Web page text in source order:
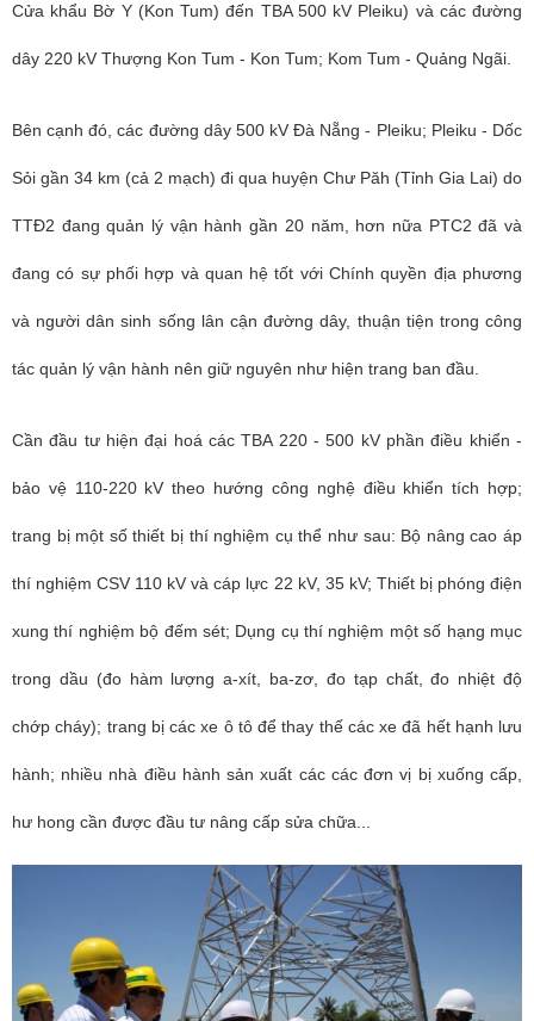
Cửa khẩu Bờ Y (Kon Tum) đến TBA 500 kV Pleiku) và các đường
dây 220 kV Thượng Kon Tum - Kon Tum; Kom Tum - Quảng Ngãi.
Bên cạnh đó, các đường dây 500 kV Đà Nẵng - Pleiku; Pleiku - Dốc
Sỏi gần 34 km (cả 2 mạch) đi qua huyện Chư Păh (Tỉnh Gia Lai) do
TTĐ2 đang quản lý vận hành gần 20 năm, hơn nữa PTC2 đã và
đang có sự phối hợp và quan hệ tốt với Chính quyền địa phương
và người dân sinh sống lân cận đường dây, thuận tiện trong công
tác quản lý vận hành nên giữ nguyên như hiện trang ban đầu.
Cần đầu tư hiện đại hoá các TBA 220 - 500 kV phần điều khiển -
bảo vệ 110-220 kV theo hướng công nghệ điều khiển tích hợp;
trang bị một số thiết bị thí nghiệm cụ thể như sau: Bộ nâng cao áp
thí nghiệm CSV 110 kV và cáp lực 22 kV, 35 kV; Thiết bị phóng điện
xung thí nghiệm bộ đếm sét; Dụng cụ thí nghiệm một số hạng mục
trong dầu (đo hàm lượng a-xít, ba-zơ, đo tạp chất, đo nhiệt độ
chớp cháy); trang bị các xe ô tô để thay thế các xe đã hết hạnh lưu
hành; nhiều nhà điều hành sản xuất các các đơn vị bị xuống cấp,
hư hong cần được đầu tư nâng cấp sửa chữa...